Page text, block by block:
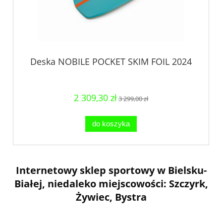
Deska NOBILE POCKET SKIM FOIL 2024
2 309,30 zł3 299,00 zł
do koszyka
Internetowy sklep sportowy w Bielsku-
Białej, niedaleko miejscowości: Szczyrk,
Żywiec, Bystra